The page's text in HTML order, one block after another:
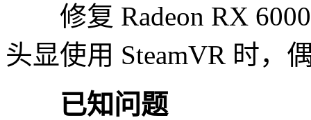
修复 Radeon RX 6000
头显使用 SteamVR 时，
已知问题